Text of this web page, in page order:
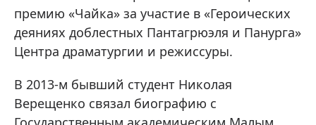
премию «Чайка» за участие в «Героических
деяниях доблестных Пантагрюэля и Панурга»
Центра драматургии и режиссуры.
В 2013-м бывший студент Николая
Верещенко связал биографию с